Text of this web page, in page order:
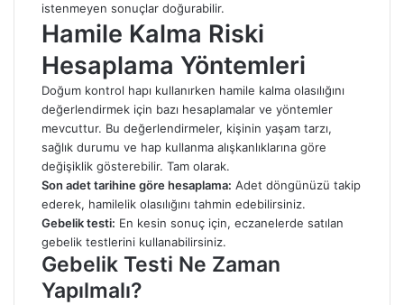
istenmeyen sonuçlar doğurabilir.
Hamile Kalma Riski
Hesaplama Yöntemleri
Doğum kontrol hapı kullanırken hamile kalma olasılığını
değerlendirmek için bazı hesaplamalar ve yöntemler
mevcuttur. Bu değerlendirmeler, kişinin yaşam tarzı,
sağlık durumu ve hap kullanma alışkanlıklarına göre
değişiklik gösterebilir. Tam olarak.
Son adet tarihine göre hesaplama: Adet döngünüzü takip
ederek, hamilelik olasılığını tahmin edebilirsiniz.
Gebelik testi: En kesin sonuç için, eczanelerde satılan
gebelik testlerini kullanabilirsiniz.
Gebelik Testi Ne Zaman
Yapılmalı?